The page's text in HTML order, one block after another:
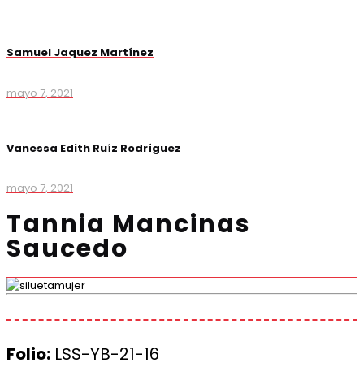
Samuel Jaquez Martínez
mayo 7, 2021
Vanessa Edith Ruíz Rodríguez
mayo 7, 2021
Tannia Mancinas
Saucedo
Folio: LSS-YB-21-16